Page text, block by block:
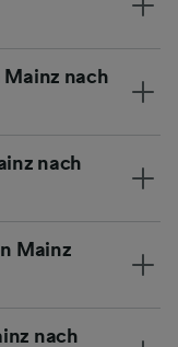
Mainz nach
nach
Mainz
nach